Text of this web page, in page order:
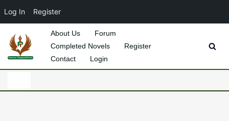
Log In Register
Skip
About Us
Forum
Completed Novels
Register
Contact
Login